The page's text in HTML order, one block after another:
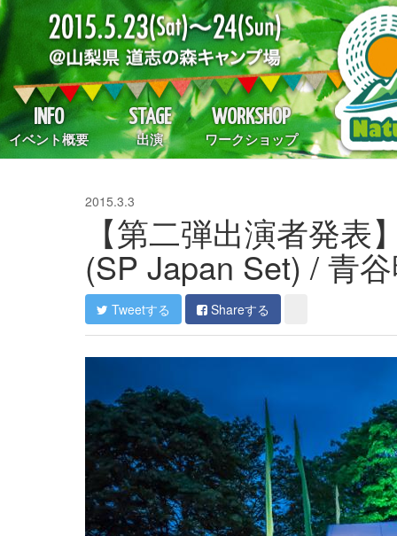
INFO
イベント概要
STAGE
出演
WORKSHOP
ワークショップ
2015.3.3
【第二弾出演者発
(SP Japan Set) / 青
Tweetする Shareする